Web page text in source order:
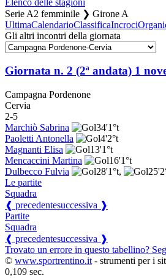
Serie A2 femminile ❯ Girone A
UltimaCalendarioClassificaIncroci
Gli altri incontri della giornata
Giornata n. 2 (2ª andata) 1
Campagna Pordenone
Cervia
2-5
Marchiò Sabrina
34'1°t
Paoletti Antonella
4'2°t
Magnanti Elisa
13'1°t
Mencaccini Martina
16'1°t
Dulbecco Fulvia
28'1°t, 25'
Le partite
Squadra
❰ precedentesuccessiva ❱
Partite
Squadra
❰ precedentesuccessiva ❱
Trovato un errore in questo tabellino?
© www.sportrentino.it - strumenti per i
0,109 sec.